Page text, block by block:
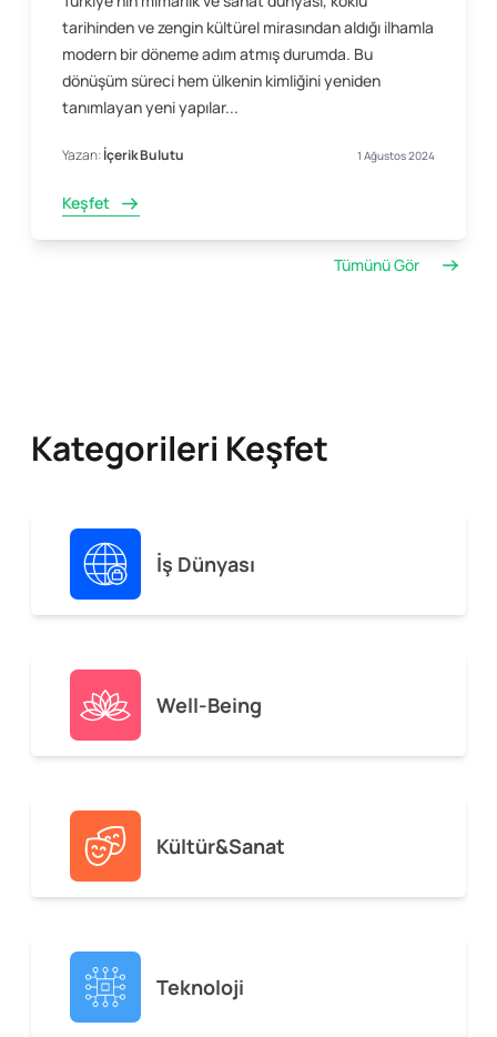
tarihinden ve zengin kültürel mirasından aldığı ilhamla
modern bir döneme adım atmış durumda. Bu
dönüşüm süreci hem ülkenin kimliğini yeniden
tanımlayan yeni yapılar...
Yazan:İçerik Bulutu 1 Ağustos 2024
Keşfet
Tümünü Gör
Kategorileri Keşfet
İş Dünyası
Well-Being
Kültür&Sanat
Teknoloji